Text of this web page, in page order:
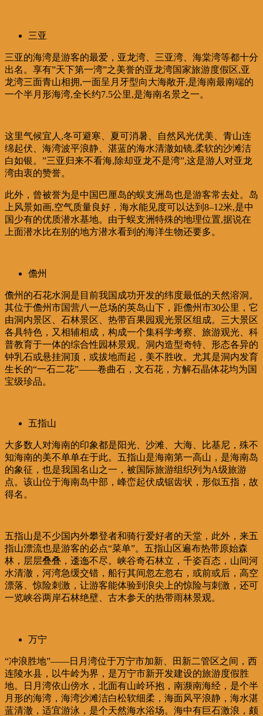
三亚
三亚的海湾是游客的最爱，亚龙湾、三亚湾、海棠湾等都十分
出名。享有”天下第一湾”之美誉的亚龙湾国家旅游度假区,亚
龙湾三面青山相拥,一面呈月牙型向大海敞开,是海南最南端的
一个半月形海湾,全长约7.5公里,是海南名景之一。
这里气候宜人,冬可避寒、夏可消暑、自然风光优美、青山连
绵起伏、海湾波平浪静、湛蓝的海水清澈如镜,柔软的沙滩洁
白如银。”三亚归来不看海,除却亚龙不是湾”,这是游人对亚龙
湾由衷的赞誉。
此外，曾被誉为是中国巴厘岛的蜈支洲岛也是游客常去处。岛
上风景如画,空气质量良好，海水能见度可以达到8–12米,是中
国少有的优质潜水基地。由于蜈支洲特殊的地理位置,据说在
上面潜水比在别的地方潜水看到的海洋生物还要多。
儋州
儋州的石花水洞是目前我国成功开发的纬度最低的天然溶洞。
其位于儋州市国营八一总场的英岛山下，距儋州市30公里，它
由洞内景区、石林景区、热带百果园观光景区组成。三大景区
各具特色，又相辅相成，构成一个集科学考察、旅游观光、科
普教育于一体的综合性园林景观。洞内造型奇特、形态各异的
钟乳石或悬挂洞顶，或拔地而起，美不胜收。尤其是洞内发育
生长的“一石二花”——卷曲石，文石花，方解石晶体花均为国
宝级珍品。
五指山
大多数人对海南的印象都是阳光、沙滩、大海、比基尼，殊不
知海南的美不单单在于此。五指山是海南第一高山，是海南岛
的象征，也是我国名山之一，被国际旅游组织列为A级旅游
点。该山位于海南岛中部，峰峦起伏成锯齿状，形似五指，故
得名。
五指山是不少国内外攀登者和骑行爱好者的天堂，此外，来五
指山漂流也是游客的必点“菜单”。五指山区遍布热带原始森
林，层层叠叠，逶迤不尽。峡谷奇石林立，千姿百态，山间河
水清澈，河湾急缓交错，船行其间忽左忽右，或前或后，高空
漂落、惊险刺激，让游客能体验到浪尖上的惊险与刺激，还可
一览峡谷两岸石林绝壁、古木参天的热带雨林景观。
万宁
“冲浪胜地”——日月湾位于万宁市加新、田新二管区之间，西
连陵水县，以牛岭为界，是万宁市新开发建设的旅游度假胜
地。日月湾依山傍水，北面有山岭环抱，南濒南海经，是个半
月形的海湾，海湾沙滩洁白松软细柔，海面风平浪静，海水湛
蓝清澈，适宜游泳，是个天然海水浴场。海中有巨石激浪，颇